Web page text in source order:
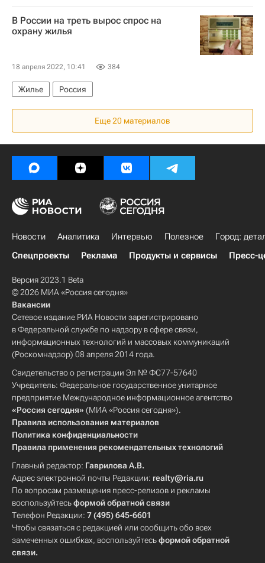
Москва
Ленинградский вокзал
РЖД
Казанский вокзал
Инфраструктура
В России на треть вырос спрос на
охрану жилья
18 апреля 2022, 10:41 384
Жилье Россия
Еще 20 материалов
Новости Аналитика Интервью Полезное
Город:
Спецпроекты
Реклама Продукты и сервисы Пресс-
Версия 2023.1 Beta
© 2026 МИА «Россия сегодня»
Вакансии
Сетевое издание РИА Новости зарегистрировано
в Федеральной службе по надзору в сфере связи,
информационных технологий и массовых коммуникаций
(Роскомнадзор) 08 апреля 2014 года.
Свидетельство о регистрации Эл № ФС77-57640
Учредитель: Федеральное государственное унитарное
предприятие Международное информационное агентство
«Россия сегодня» (МИА «Россия сегодня»).
Правила использования материалов
Политика конфиденциальности
Правила применения рекомендательных технологий
Главный редактор: Гаврилова А.В.
Адрес электронной почты Редакции: realty@ria.ru
По вопросам размещения пресс-релизов и рекламы
воспользуйтесьформой обратной связи
Телефон Редакции: 7 (495) 645-6601
Чтобы связаться с редакцией или сообщить обо всех
замеченных ошибках, воспользуйтесьформой обратной
связи.